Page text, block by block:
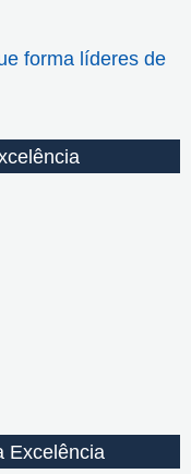
forma líderes de
Excelência